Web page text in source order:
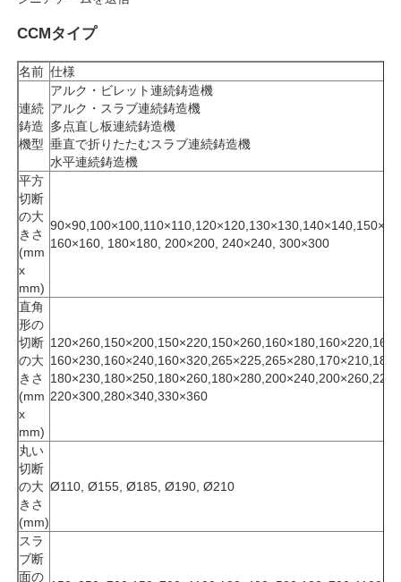
家
プロダクト
VRショー
私達について
工場旅行
品質管理
私達に連絡しなさい
ニュース
場合
引用を要求しなさい
CCMタイプ
名前 仕様
連続
鋳造
機型
アルク・ビレット連続鋳造機
アルク・スラブ連続鋳造機
多点直し板連続鋳造機
垂直で折りたたむスラブ連続鋳造機
水平連続鋳造機
平方
切断
の大
きさ
(mm
x
mm)
160×160, 180×180, 200×200, 240×240, 300×300
直角
形の
切断
の大
きさ
(mm
x
mm)
220×300,280×340,330×360
丸い
切断
の大
きさ
(mm)
Ø110, Ø155, Ø185, Ø190, Ø210
スラ
ブ断
面の